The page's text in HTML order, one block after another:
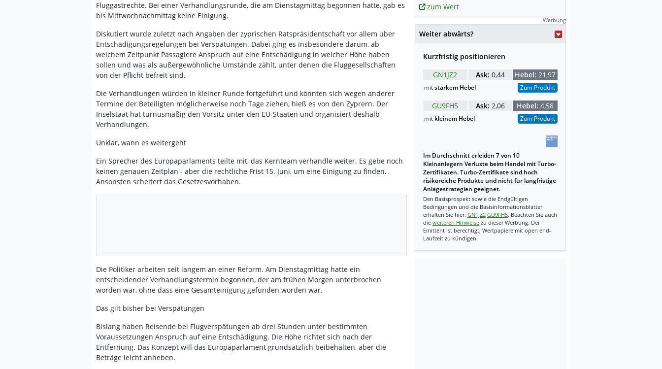
Fluggastrechte. Bei einer Verhandlungsrunde, die am Dienstagmittag begonnen hatte, gab es
bis Mittwochnachmittag keine Einigung.
Diskutiert wurde zuletzt nach Angaben der zyprischen Ratspräsidentschaft vor allem über
Entschädigungsregelungen bei Verspätungen. Dabei ging es insbesondere darum, ab
welchem Zeitpunkt Passagiere Anspruch auf eine Entschädigung in welcher Höhe haben
sollen und was als außergewöhnliche Umstände zählt, unter denen die Fluggesellschaften
von der Pflicht befreit sind.
Die Verhandlungen würden in kleiner Runde fortgeführt und könnten sich wegen anderer
Termine der Beteiligten möglicherweise noch Tage ziehen, hieß es von den Zyprern. Der
Inselstaat hat turnusmäßig den Vorsitz unter den EU-Staaten und organisiert deshalb
Verhandlungen.
Unklar, wann es weitergeht
Ein Sprecher des Europaparlaments teilte mit, das Kernteam verhandle weiter. Es gebe noch
keinen genauen Zeitplan - aber die rechtliche Frist 15. Juni, um eine Einigung zu finden.
Ansonsten scheitert das Gesetzesvorhaben.
Die Politiker arbeiten seit langem an einer Reform. Am Dienstagmittag hatte ein
entscheidender Verhandlungstermin begonnen, der am frühen Morgen unterbrochen
worden war, ohne dass eine Gesamteinigung gefunden worden war.
Das gilt bisher bei Verspätungen
Bislang haben Reisende bei Flugverspätungen ab drei Stunden unter bestimmten
Voraussetzungen Anspruch auf eine Entschädigung. Die Höhe richtet sich nach der
Entfernung. Das Konzept will das Europaparlament grundsätzlich beibehalten, aber die
Beträge leicht anheben.
zum Wert
Werbung
Weiter abwärts?
Kurzfristig positionieren
GN1JZ2
Ask: 0,44 Hebel: 21,97
mitstarkem Hebel Zum Produkt
GU9FH5 Ask: 2,06 Hebel: 4,58
mit kleinem Hebel Zum Produkt
Im Durchschnitt erleiden 7 von 10
Kleinanlegern Verluste beim Handel mit Turbo-
Zertifikaten. Turbo-Zertifikate sind hoch
risikoreiche Produkte und nicht für langfristige
Anlagestrategien geeignet.
Den Basisprospekt sowie die Endgültigen
Bedingungen und die Basisinformationsblätter
erhalten Sie hier: GN1JZ2 GU9FH5. Beachten Sie auch
die weiteren Hinweisezu dieser Werbung. Der
Emittent ist berechtigt, Wertpapiere mit open end-
Laufzeit zu kündigen.